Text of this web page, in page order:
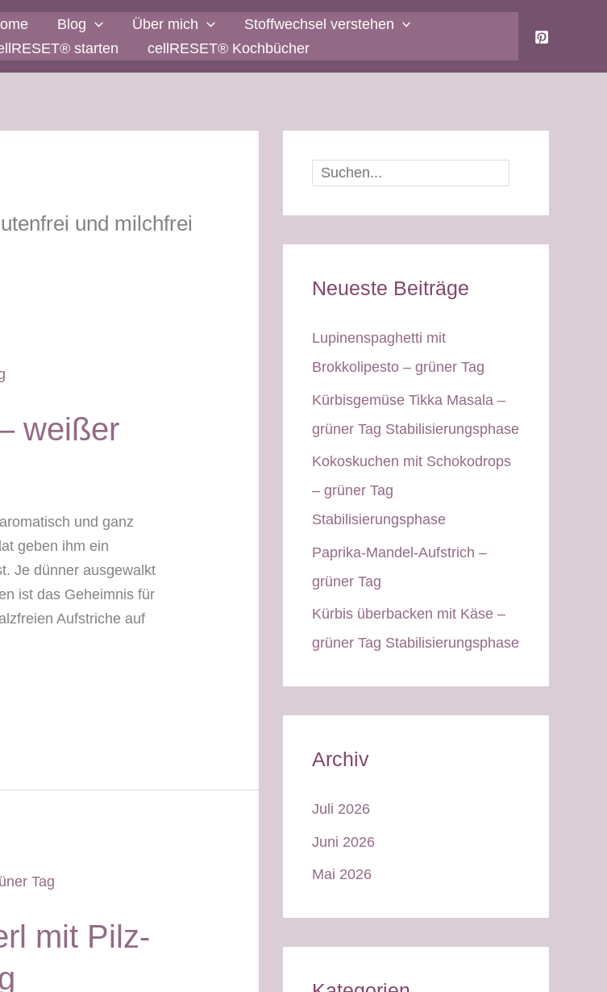
Blog Über mich
Stoffwechsel verstehen
starten
cellRESET® Kochbücher
und milchfrei
weißer
und ganz
geben ihm ein
Je dünner ausgewalkt
ist das Geheimnis für
Aufstriche auf
mit Pilz-
Suchen
Neueste Beiträge
Lupinenspaghetti mit
Brokkolipesto – grüner Tag
Kürbisgemüse Tikka Masala –
grüner Tag Stabilisierungsphase
Kokoskuchen mit Schokodrops
– grüner Tag
Stabilisierungsphase
Paprika-Mandel-Aufstrich –
grüner Tag
Kürbis überbacken mit Käse –
grüner Tag Stabilisierungsphase
Archiv
Juli 2026
Juni 2026
Mai 2026